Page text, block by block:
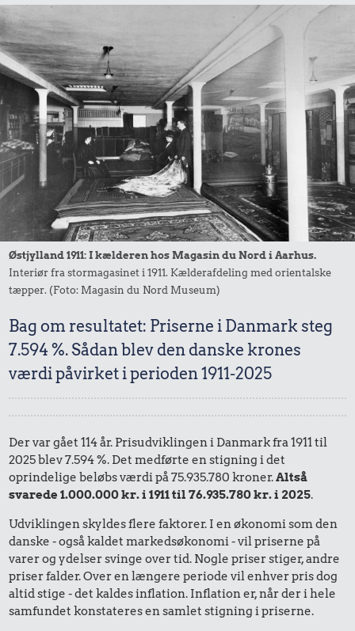
Østjylland 1911: I kælderen hos Magasin du Nord i Aarhus.
Interiør fra stormagasinet i 1911. Kælderafdeling med orientalske
tæpper. (Foto: Magasin du Nord Museum)
Bag om resultatet: Priserne i Danmark steg
7.594 %. Sådan blev den danske krones
værdi påvirket i perioden 1911-2025
Der var gået 114 år. Prisudviklingen i Danmark fra 1911 til
2025 blev 7.594 %. Det medførte en stigning i det
oprindelige beløbs værdi på 75.935.780 kroner.Altså
svarede 1.000.000 kr. i 1911 til 76.935.780 kr. i 2025.
Udviklingen skyldes flere faktorer. I en økonomi som den
danske - også kaldet markedsøkonomi - vil priserne på
varer og ydelser svinge over tid. Nogle priser stiger, andre
priser falder. Over en længere periode vil enhver pris dog
altid stige - det kaldes inflation. Inflation er, når der i hele
samfundet konstateres en samlet stigning i priserne.